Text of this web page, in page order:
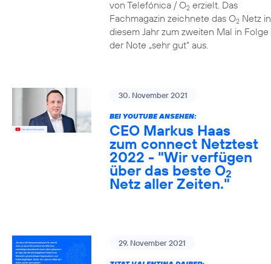
von Telefónica / O2erzielt. Das
Fachmagazin zeichnete das O2Netz in
diesem Jahr zum zweiten Mal in Folge
der Note „sehr gut“ aus.
30. November 2021
BEI YOUTUBE ANSEHEN:
CEO Markus Haas
zum connect Netztest
2022 - "Wir verfügen
über das beste O2
Netz aller Zeiten."
29. November 2021